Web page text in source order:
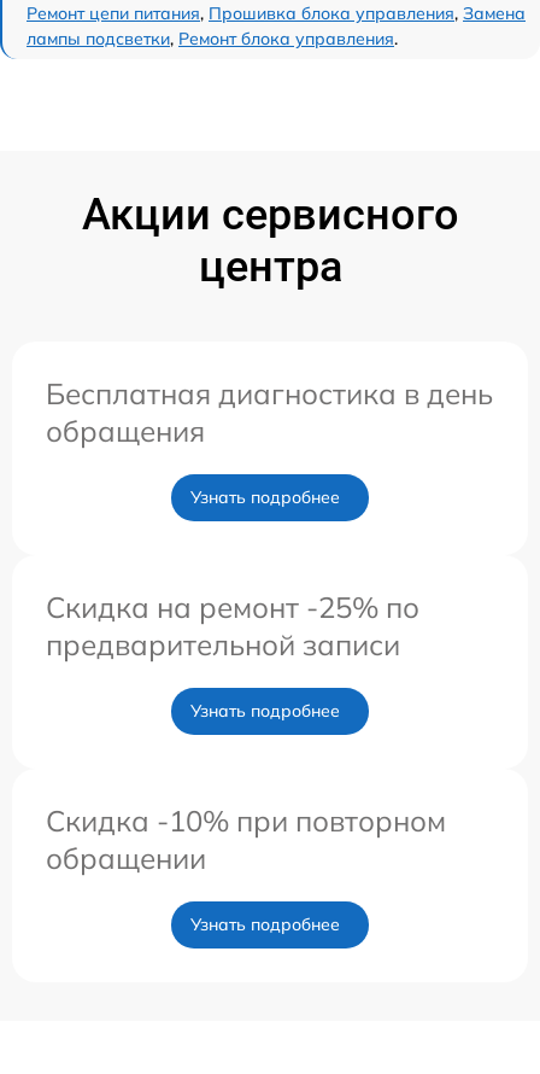
Ремонт цепи питания, Прошивка блока управления, Замена
лампы подсветки, Ремонт блока управления.
Акции сервисного
центра
Бесплатная диагностика в день
обращения
Узнать подробнее
Скидка на ремонт -25% по
предварительной записи
Узнать подробнее
Скидка -10% при повторном
обращении
Узнать подробнее